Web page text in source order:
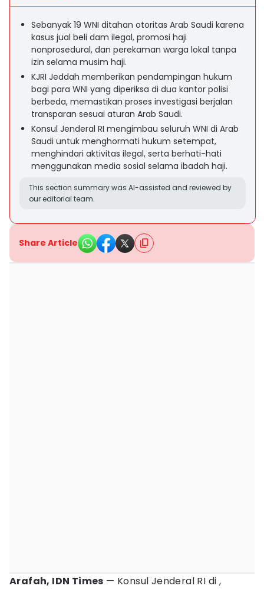
Sebanyak 19 WNI ditahan otoritas Arab Saudi karena
kasus jual beli dam ilegal, promosi haji
nonprosedural, dan perekaman warga lokal tanpa
izin selama musim haji.
KJRI Jeddah memberikan pendampingan hukum
bagi para WNI yang diperiksa di dua kantor polisi
berbeda, memastikan proses investigasi berjalan
transparan sesuai aturan Arab Saudi.
Konsul Jenderal RI mengimbau seluruh WNI di Arab
Saudi untuk menghormati hukum setempat,
menghindari aktivitas ilegal, serta berhati-hati
menggunakan media sosial selama ibadah haji.
This section summary was AI-assisted and reviewed by
our editorial team.
Share Article
Arafah, IDN Times — Konsul Jenderal RI di ,